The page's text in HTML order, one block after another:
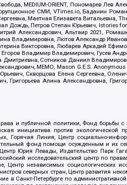
MEDIUM-ORIENT, Пономарев Лев
СМИ, VTimes.io, Баданин Роман
Маетная Елизавета Витальевна,
Дождь, Петров Степан Юрьевич, Istories
Александрович, Альтаир 2021,
Владимировна, Лютов Александр
Викторовна, Любарев Аркадий
Владимир Владимирович, Гусев
Сотников Даниил
МЕМО, Mason G.E.S.
Скворцова Елена Сергеевна,
Григорьева Алина Александровна,
и публичной политики, Фонд борьбы с
инициатива против экологической
Горячая Линия, Центр социально-
фонд помощи осужденным и их
Юрия Левады, Издательство Парк
исследовательский центр по
Центр независимых социологических
северных стран, Центр развития
в Санкт-Петербурге по